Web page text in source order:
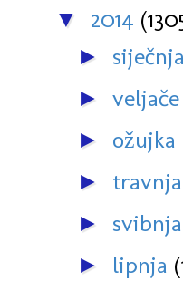
▼ 2014
► siječnja
► veljače
► ožujka
► travnja
► svibnja
► lipnja